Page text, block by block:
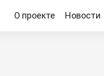
О проекте Новости